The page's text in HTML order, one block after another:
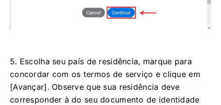
5. Escolha seu país de residência, marque para
concordar com os termos de serviço e clique em
[Avançar]. Observe que sua residência deve
corresponder à do seu documento de identidade